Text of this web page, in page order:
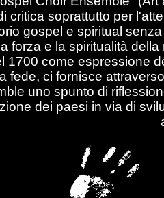
critica soprattutto per
gospel e spiritual
forza e la spiritualità
1700 come espressione
fede, ci fornisce
uno spunto di
dei paesi in via di